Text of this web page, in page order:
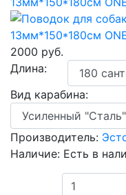
2000 руб.
Длина:
Вид карабина:
Производитель:
Наличие: Есть в